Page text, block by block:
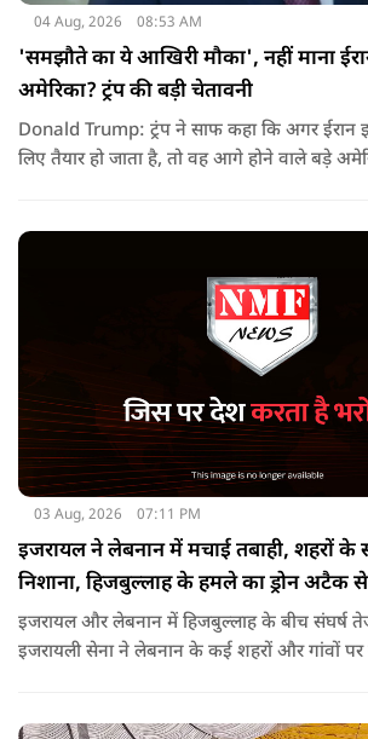
04 Aug, 2026 08:53 AM
'समझौते का ये आखिरी मौका', नहीं माना
अमेरिका? ट्रंप की बड़ी चेतावनी
Donald Trump: ट्रंप ने साफ कहा कि अगर ईरान इस बार समझौते के
लिए तैयार हो जाता है, तो वह आगे होने वाले बड़े
03 Aug, 2026 07:11 PM
इजरायल ने लेबनान में मचाई तबाही, शहरों के
निशाना, हिजबुल्लाह के हमले का ड्रोन अटैक
इजरायल और लेबनान में हिजबुल्लाह के बीच संघर्ष
इजरायली सेना ने लेबनान के कई शहरों और गांवों पर